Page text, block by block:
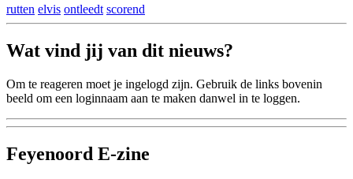
rutten elvis ontleedt scorend
Wat vind jij van dit nieuws?
Om te reageren moet je ingelogd zijn. Gebruik de links bovenin
beeld om een loginnaam aan te maken danwel in te loggen.
Feyenoord E-zine